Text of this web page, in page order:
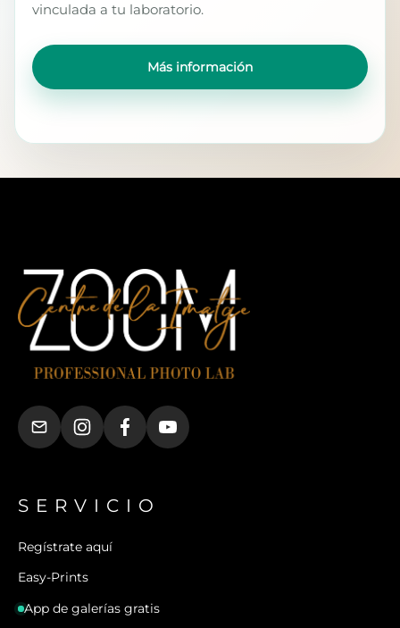
vinculada a tu laboratorio.
Más información
SERVICIO
Regístrate aquí
Easy-Prints
App de galerías gratis